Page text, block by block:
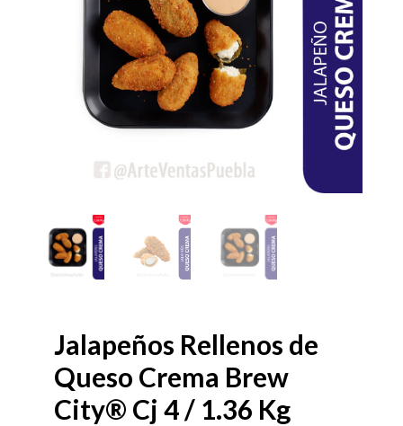
Jalapeños Rellenos de
Queso Crema Brew
City® Cj 4 / 1.36 Kg